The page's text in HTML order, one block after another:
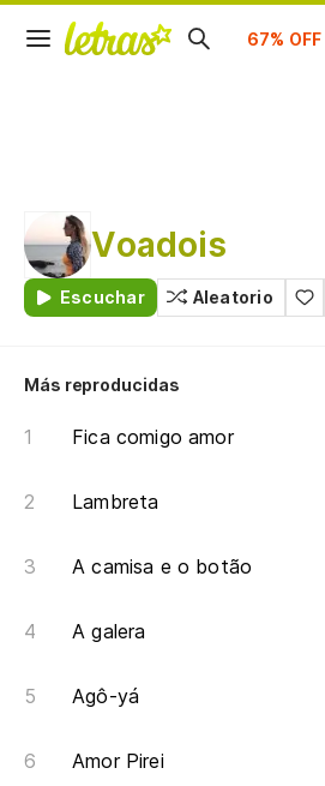
Suscríbete
Voadois
Escuchar Aleatorio
Más reproducidas
Fica comigo amor
Lambreta
A camisa e o botão
A galera
Agô-yá
Amor Pirei